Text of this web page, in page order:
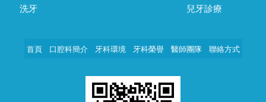
洗牙 兒牙診療
首頁 口腔科簡介 牙科環境 牙科榮譽 醫師團隊 聯絡方式